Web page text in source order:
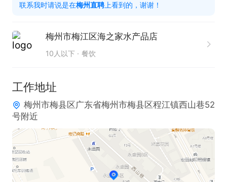
联系我时请说是在梅州直聘 上看到的，谢谢！
梅州市梅江区海之家水产品店
10人以下 餐饮
工作地址
梅州市梅县区广东省梅州市梅县区程江镇西山巷52
号附近